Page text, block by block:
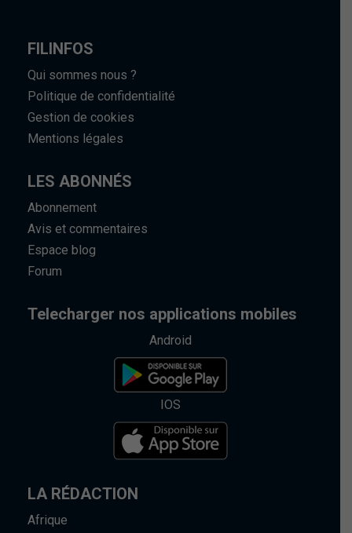
FILINFOS
Qui sommes nous ?
Politique de confidentialité
Gestion de cookies
Mentions légales
LES ABONNÉS
Abonnement
Avis et commentaires
Espace blog
Forum
Telecharger nos applications mobiles
Android
IOS
LA RÉDACTION
Afrique